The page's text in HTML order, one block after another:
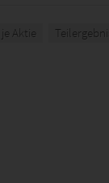
Aktie